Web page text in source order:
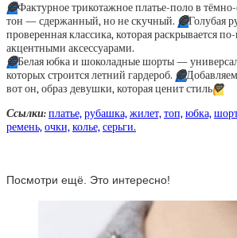
🔵Фактурное трикотажное платье-поло в тёмно-
тон — сдержанный, но не скучный. 🔵Голубая
проверенная классика, которая раскрывается
акцентными аксессуарами.
🔵Белая юбка и шоколадные шорты —
которых строится летний гардероб. 🔵
вот он, образ девушки, которая ценит стиль💛
Ссылки:платье,рубашка,жилет,топ,юбка,
ремень,очки,колье,серьги.
Посмотри ещё. Это интересно!